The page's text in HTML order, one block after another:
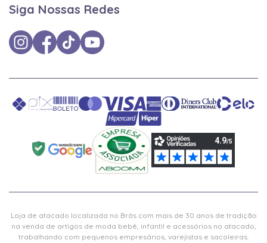
Siga Nossas Redes
Loja de atacado localizada no Brás com mais de 30 anos de tradição
na venda de artigos de moda bebê, infantil e acessórios no atacado,
trabalhando com pequenos empresários, varejistas e sacoleiras.